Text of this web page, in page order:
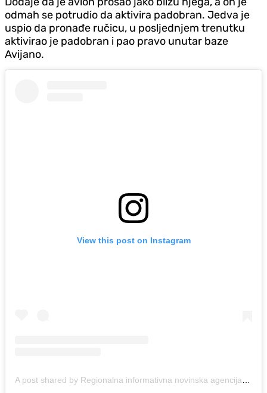
odmah se potrudio da aktivira padobran. Jedva je
uspio da pronađe ručicu, u posljednjem trenutku
aktivirao je padobran i pao pravo unutar baze
Avijano.
View this post on Instagram
A post shared by Regionalna informativna novinska agencija (RINA) (@_rina.rs)